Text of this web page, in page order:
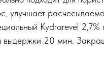
улучшает
Kydrarevel 2,7%
выдержки 20 мин.